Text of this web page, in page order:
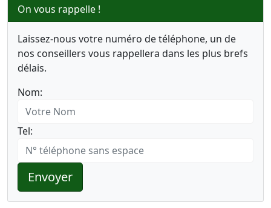
On vous rappelle !
Laissez-nous votre numéro de téléphone, un de
nos conseillers vous rappellera dans les plus brefs
délais.
Nom:
Tel:
Envoyer